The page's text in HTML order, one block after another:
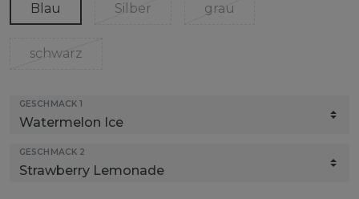
Blau Silber grau
schwarz
GESCHMACK 1
GESCHMACK 2